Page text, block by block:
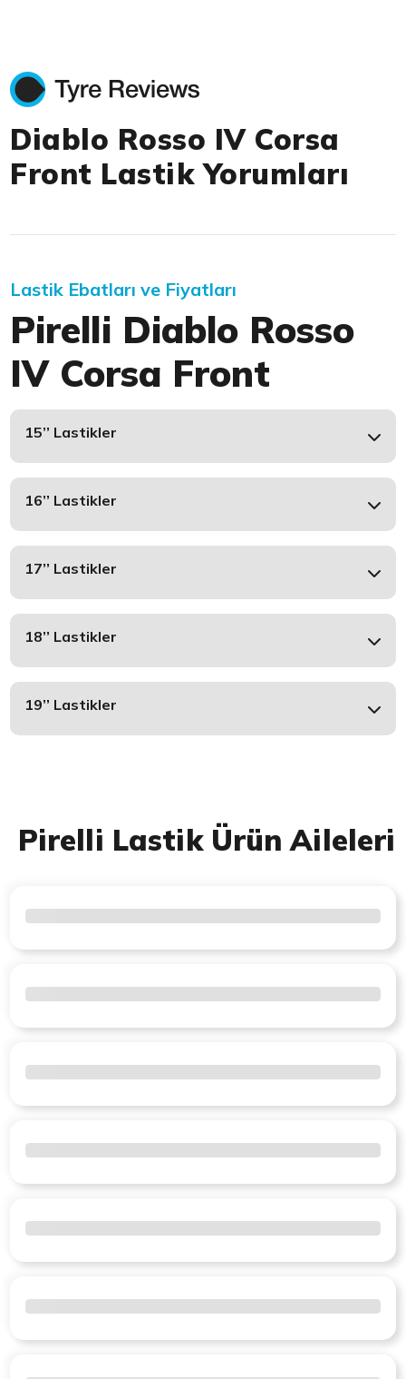
Diablo Rosso IV Corsa
Front Lastik Yorumları
Lastik Ebatları ve Fiyatları
Pirelli Diablo Rosso
IV Corsa Front
15’’ Lastikler
16’’ Lastikler
17’’ Lastikler
18’’ Lastikler
19’’ Lastikler
Pirelli Lastik Ürün Aileleri